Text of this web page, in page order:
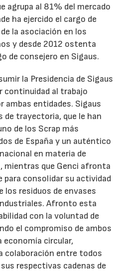
agrupa al 81% del mercado
ha ejercido el cargo de
la asociación en los
y desde 2012 ostenta
de consejero en Sigaus.
la Presidencia de Sigaus
continuidad al trabajo
ambas entidades. Sigaus
de trayectoria, que le han
de los Scrap más
de España y un auténtico
en materia de
mientras que Genci afronta
para consolidar su actividad
los residuos de envases
Afronto esta
con la voluntad de
el compromiso de ambos
economía circular,
colaboración entre todos
respectivas cadenas de